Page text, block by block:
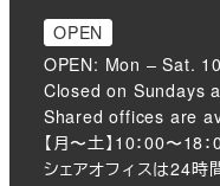
OPEN
OPEN: Mon – Sat.
Closed on Sundays
Shared offices are
【月〜土】10：00〜18
シェアオフィスは24時